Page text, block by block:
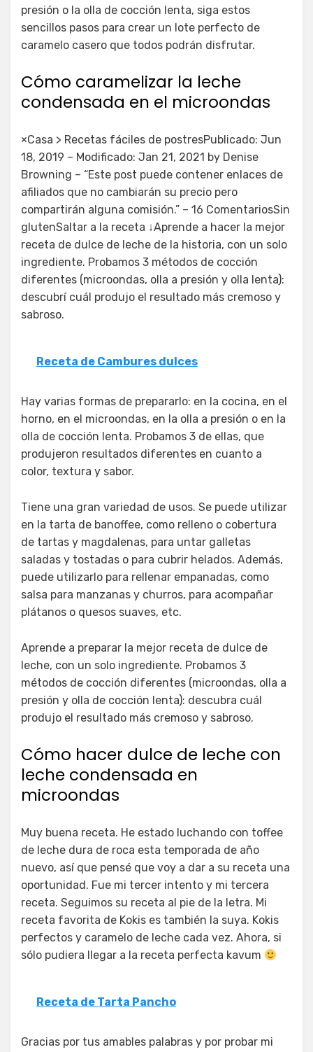
presión o la olla de cocción lenta, siga estos
sencillos pasos para crear un lote perfecto de
caramelo casero que todos podrán disfrutar.
Cómo caramelizar la leche
condensada en el microondas
×Casa > Recetas fáciles de postresPublicado: Jun
18, 2019 – Modificado: Jan 21, 2021 by Denise
Browning – “Este post puede contener enlaces de
afiliados que no cambiarán su precio pero
compartirán alguna comisión.” – 16 ComentariosSin
glutenSaltar a la receta ↓Aprende a hacer la mejor
receta de dulce de leche de la historia, con un solo
ingrediente. Probamos 3 métodos de cocción
diferentes (microondas, olla a presión y olla lenta):
descubrí cuál produjo el resultado más cremoso y
sabroso.
Receta de Cambures dulces
Hay varias formas de prepararlo: en la cocina, en el
horno, en el microondas, en la olla a presión o en la
olla de cocción lenta. Probamos 3 de ellas, que
produjeron resultados diferentes en cuanto a
color, textura y sabor.
Tiene una gran variedad de usos. Se puede utilizar
en la tarta de banoffee, como relleno o cobertura
de tartas y magdalenas, para untar galletas
saladas y tostadas o para cubrir helados. Además,
puede utilizarlo para rellenar empanadas, como
salsa para manzanas y churros, para acompañar
plátanos o quesos suaves, etc.
Aprende a preparar la mejor receta de dulce de
leche, con un solo ingrediente. Probamos 3
métodos de cocción diferentes (microondas, olla a
presión y olla de cocción lenta): descubra cuál
produjo el resultado más cremoso y sabroso.
Cómo hacer dulce de leche con
leche condensada en
microondas
Muy buena receta. He estado luchando con toffee
de leche dura de roca esta temporada de año
nuevo, así que pensé que voy a dar a su receta una
oportunidad. Fue mi tercer intento y mi tercera
receta. Seguimos su receta al pie de la letra. Mi
receta favorita de Kokis es también la suya. Kokis
perfectos y caramelo de leche cada vez. Ahora, si
sólo pudiera llegar a la receta perfecta kavum
Receta de Tarta Pancho
Gracias por tus amables palabras y por probar mi